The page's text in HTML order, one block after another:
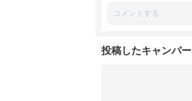
投稿したキャンパー